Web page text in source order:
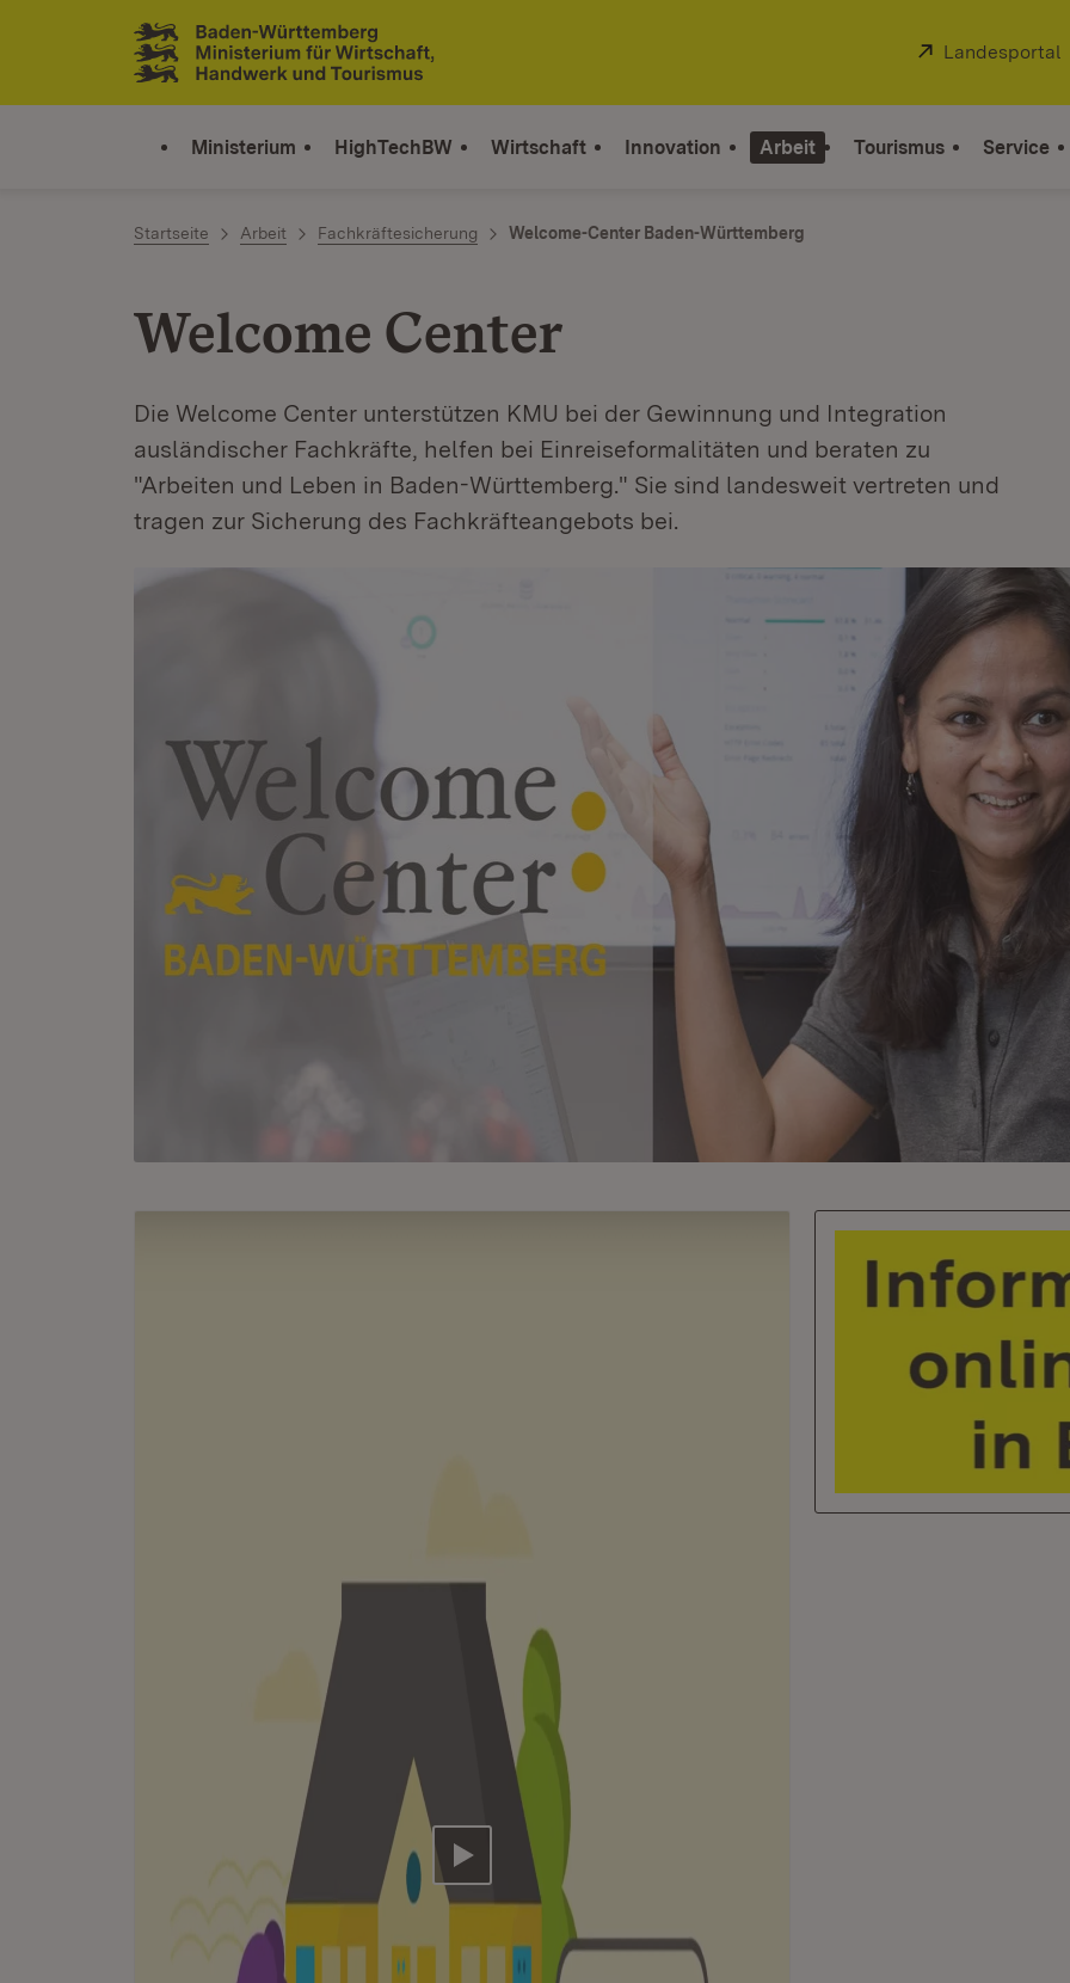
Zum Inhalt springen
Link zur Startseite
Extern:
Landesportal
Ministerium HighTechBW Wirtschaft Innovation Arbeit Tourismus Service
Startseite Arbeit Fachkräftesicherung Welcome-Center Baden-Württemberg
Welcome Center
Die Welcome Center unterstützen KMU bei der Gewinnung und Integration
ausländischer Fachkräfte, helfen bei Einreiseformalitäten und beraten zu
"Arbeiten und Leben in Baden-Württemberg." Sie sind landesweit vertreten und
tragen zur Sicherung des Fachkräfteangebots bei.
Video abspielen